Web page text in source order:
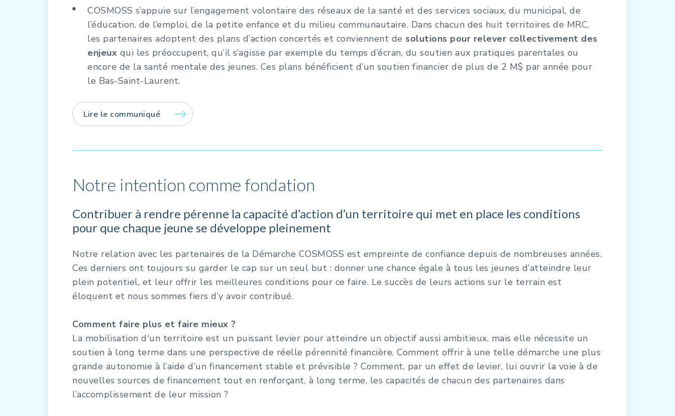
COSMOSS s’appuie sur l’engagement volontaire des réseaux de la santé et des services sociaux, du municipal, de
l’éducation, de l’emploi, de la petite enfance et du milieu communautaire. Dans chacun des huit territoires de MRC,
les partenaires adoptent des plans d’action concertés et conviennent de solutions pour relever collectivement des
enjeux qui les préoccupent, qu’il s’agisse par exemple du temps d’écran, du soutien aux pratiques parentales ou
encore de la santé mentale des jeunes. Ces plans bénéficient d’un soutien financier de plus de 2 M$ par année pour
le Bas-Saint-Laurent.
Lire le communiqué
Notre intention comme fondation
Contribuer à rendre pérenne la capacité d’action d’un territoire qui met en place les conditions
pour que chaque jeune se développe pleinement
Notre relation avec les partenaires de la Démarche COSMOSS est empreinte de confiance depuis de nombreuses années.
Ces derniers ont toujours su garder le cap sur un seul but : donner une chance égale à tous les jeunes d’atteindre leur
plein potentiel, et leur offrir les meilleures conditions pour ce faire. Le succès de leurs actions sur le terrain est
éloquent et nous sommes fiers d’y avoir contribué.
Comment faire plus et faire mieux ?
La mobilisation d'un territoire est un puissant levier pour atteindre un objectif aussi ambitieux, mais elle nécessite un
soutien à long terme dans une perspective de réelle pérennité financière. Comment offrir à une telle démarche une plus
grande autonomie à l’aide d’un financement stable et prévisible ? Comment, par un effet de levier, lui ouvrir la voie à de
nouvelles sources de financement tout en renforçant, à long terme, les capacités de chacun des partenaires dans
l’accomplissement de leur mission ?